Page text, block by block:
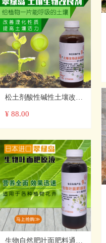
松土剂酸性碱性土壤改良
原液免深耕调节板结疏松
¥ 88.00
生物自然肥叶面肥料通用